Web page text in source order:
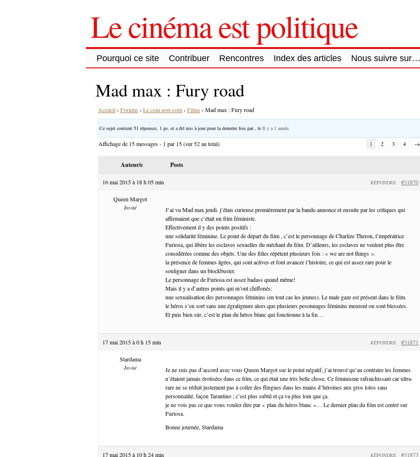
Le cinéma est politique
Pourquoi ce site Contribuer Rencontres Index des articles Nous suivre sur…
Mad max : Fury road
Accueil› Forums › Le coin pop-corn › Films › Mad max : Fury road
Ce sujet contient 51 réponses, 1 ps. et a été mis à jour pour la dernière fois par , le Il y a 1 année
Affichage de 15 messages - 1 par 15 (sur 52 au total) 1 2 3 4 →
Auteur/e Posts
16 mai 2015 à 18 h 05 min #31870
RÉPONDRE
Queen Margot
Invité
J’ai vu Mad max jeudi. j’étais curieuse premièrement par la bande-annonce et ensuite par les critiques qui
affirmaient que c’était un film féministe.
Effectivement il y des points positifs :
une solidarité féminine. Le point de départ du film , c’est le personnage de Charlize Theron, l’impératrice
Furiosa, qui libère les esclaves sexuelles du méchant du film. D’ailleurs, les esclaves ne veulent plus être
considérées comme des objets. Une des filles répètent plusieurs fois : « we are not things ».
la présence de femmes âgées, qui sont actives et font avancer l’histoire, ce qui est assez rare pour le
souligner dans un blockbuster.
Le personnage de Furiosa est assez badass quand même!
Mais il y a d’autres points qui m’ont chiffonés:
une sexualisation des personnages féminins (en tout cas les jeunes). Le male gaze est présent dans le film.
le héros s’en sort sans une égratignure alors que plusieurs pesonnages féminins meurent ou sont blessées.
Et puis bien sûr, c’est le plan du héros blanc qui fonctionne à la fin…
17 mai 2015 à 0 h 15 min #31871
RÉPONDRE
Stardama
Invité
Je ne suis pas d’accord avec vous Queen Margot sur le point négatif, j’ai trouvé qu’au contraire les femmes
n’étaient jamais érotisées dans ce film, ce qui était une très belle chose. Ce féminisme rafraichissant car ultra-
rare ne se réduit justement pas à coller des flingues dans les mains d’héroïnes aux gros lolos sans
personnalité, façon Tarantino ; c’est plus subtil et ça va plus loin que ça.
je ne vois pas ce que vous voulez dire par « plan du héros blanc »… Le dernier plan du film est centré sur
Furiosa.
Bonne journée, Stardama
17 mai 2015 à 10 h 24 min #31873
RÉPONDRE